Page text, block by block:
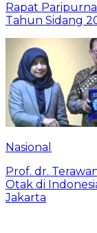
Rapat
Tahun Sidang
Nasional
Prof. dr.
Otak di
Jakarta